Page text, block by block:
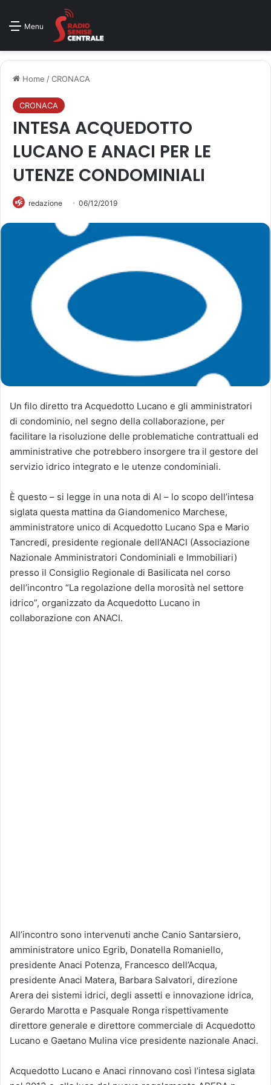
Menu
Home /CRONACA
CRONACA
INTESA ACQUEDOTTO
LUCANO E ANACI PER LE
UTENZE CONDOMINIALI
redazione 06/12/2019
Un filo diretto tra Acquedotto Lucano e gli amministratori
di condominio, nel segno della collaborazione, per
facilitare la risoluzione delle problematiche contrattuali ed
amministrative che potrebbero insorgere tra il gestore del
servizio idrico integrato e le utenze condominiali.
È questo – si legge in una nota di Al – lo scopo dell’intesa
siglata questa mattina da Giandomenico Marchese,
amministratore unico di Acquedotto Lucano Spa e Mario
Tancredi, presidente regionale dell’ANACI (Associazione
Nazionale Amministratori Condominiali e Immobiliari)
presso il Consiglio Regionale di Basilicata nel corso
dell’incontro “La regolazione della morosità nel settore
idrico”, organizzato da Acquedotto Lucano in
collaborazione con ANACI.
All’incontro sono intervenuti anche Canio Santarsiero,
amministratore unico Egrib, Donatella Romaniello,
presidente Anaci Potenza, Francesco dell’Acqua,
presidente Anaci Matera, Barbara Salvatori, direzione
Arera dei sistemi idrici, degli assetti e innovazione idrica,
Gerardo Marotta e Pasquale Ronga rispettivamente
direttore generale e direttore commerciale di Acquedotto
Lucano e Gaetano Mulina vice presidente nazionale Anaci.
Acquedotto Lucano e Anaci rinnovano così l’intesa siglata